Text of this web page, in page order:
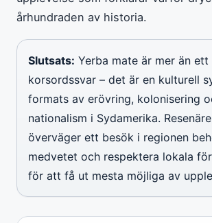
århundraden av historia.
Slutsats: Yerba mate är mer än ett
korsordssvar – det är en kulturell
formats av erövring, kolonisering
nationalism i Sydamerika.
överväger ett besök i regionen
medvetet och respektera lokala
för att få ut mesta möjliga av